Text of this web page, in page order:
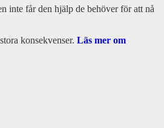
inte får den hjälp de behöver för att nå
konsekvenser. Läs mer om